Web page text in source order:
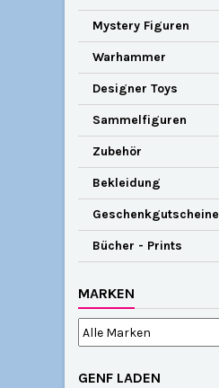
Mystery Figuren
Warhammer
Designer Toys
Sammelfiguren
Zubehör
Bekleidung
Geschenkgutscheine
Bücher - Prints
MARKEN
GENF LADEN